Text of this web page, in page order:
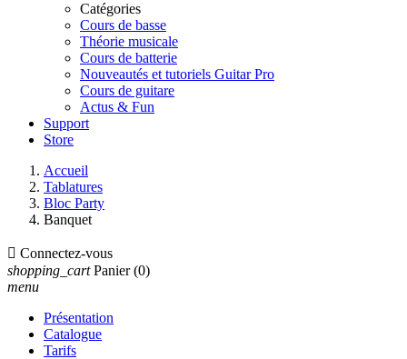
Catégories
Cours de basse
Théorie musicale
Cours de batterie
Nouveautés et tutoriels Guitar Pro
Cours de guitare
Actus & Fun
Support
Store
Accueil
Tablatures
Bloc Party
Banquet
 Connectez-vous
shopping_cart Panier (0)
menu
Présentation
Catalogue
Tarifs